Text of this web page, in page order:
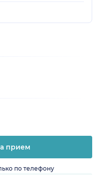
прием
по телефону